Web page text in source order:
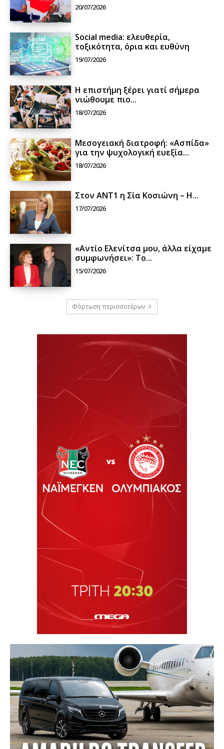
20/07/2026
Social media: ελευθερία,
τοξικότητα, όρια και ευθύνη
19/07/2026
Η επιστήμη ξέρει γιατί σήμερα
νιώθουμε πιο...
18/07/2026
Μεσογειακή διατροφή: «Ασπίδα»
για την ψυχολογική ευεξία...
18/07/2026
Στον ΑΝΤ1 η Σία Κοσιώνη – Η...
17/07/2026
«Αντίο Ελενίτσα μου, άλλα είχαμε
συμφωνήσει»: Το...
15/07/2026
Φόρτωση περισσοτέρων